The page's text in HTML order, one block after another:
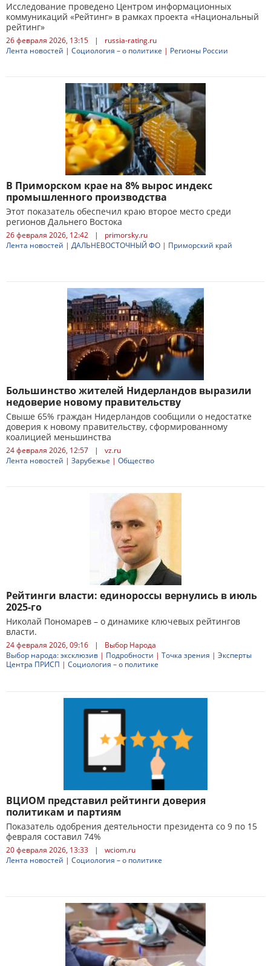
Исследование проведено Центром информационных
коммуникаций «Рейтинг» в рамках проекта «Национальный
рейтинг»
26 февраля 2026, 13:15 |
russia-rating.ru
Лента новостей | Социология – о политике | Регионы России
В Приморском крае на 8% вырос индекс
промышленного производства
Этот показатель обеспечил краю второе место среди
регионов Дальнего Востока
26 февраля 2026, 12:42 |
primorsky.ru
Лента новостей | ДАЛЬНЕВОСТОЧНЫЙ ФО | Приморский край
Большинство жителей Нидерландов выразили
недоверие новому правительству
Свыше 65% граждан Нидерландов сообщили о недостатке
доверия к новому правительству, сформированному
коалицией меньшинства
24 февраля 2026, 12:57 |
vz.ru
Лента новостей | Зарубежье | Общество
Рейтинги власти: единороссы вернулись в июль
2025-го
Николай Пономарев – о динамике ключевых рейтингов
власти.
24 февраля 2026, 09:16 |
Выбор Народа
Выбор народа: эксклюзив | Подробности | Точка зрения | Эксперты
Центра ПРИСП | Социология – о политике
ВЦИОМ представил рейтинги доверия
политикам и партиям
Показатель одобрения деятельности президента со 9 по 15
февраля составил 74%
20 февраля 2026, 13:33 |
wciom.ru
Лента новостей | Социология – о политике